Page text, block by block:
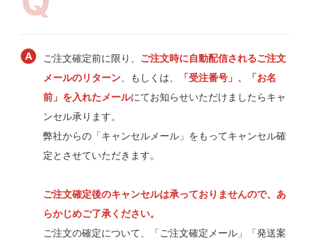
ご注文確定前に限り、 ご注文時に自動配信されるご注文
メールのリターン 、もしくは、
「受注番号」、「お名
前」を入れたメールにてお知らせいただけましたらキャ
ンセル承ります。
弊社からの「キャンセルメール」をもってキャンセル確
定とさせていただきます。
ご注文確定後のキャンセルは承っておりませんので、あ
らかじめご了承ください。
ご注文の確定について、「ご注文確定メール」「発送案